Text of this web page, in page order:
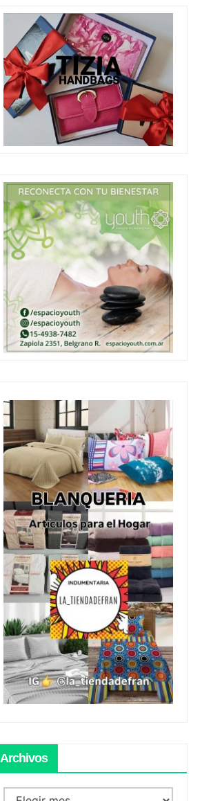
Archivos
Archivos